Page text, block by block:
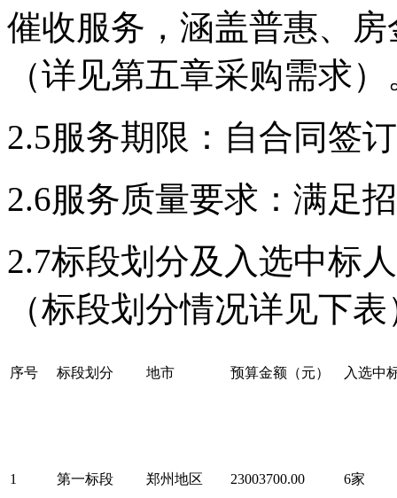
催收服务，涵盖普惠、
（详见第五章采购需求）
2.5服务期限：自合同签
2.6服务质量要求：满足
2.7标段划分及入选中标
（标段划分情况详见下表
序号 标段划分 地市 预算金额（元） 入选中
1 第一标段 郑州地区 23003700.00 6家